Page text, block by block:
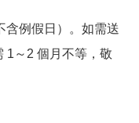
含例假日）。如需送
1～2 個月不等，敬